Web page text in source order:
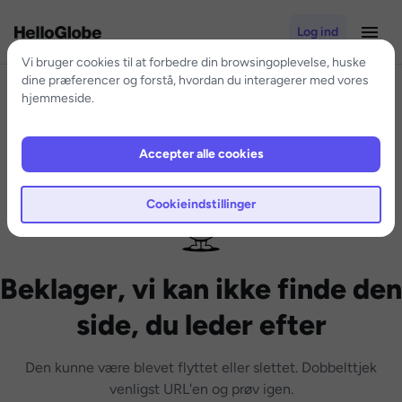
Beklager, vi kan ikke finde den
side, du leder efter
Den kunne være blevet flyttet eller slettet. Dobbelttjek
venligst URL'en og prøv igen.
Vi bruger cookies til at forbedre din browsingoplevelse, huske
dine præferencer og forstå, hvordan du interagerer med vores
hjemmeside.
Cookieindstillinger
Accepter alle cookies
Log ind